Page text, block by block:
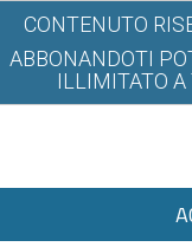
CONTENUTO
ABBONANDOTI
ILLIMITATO A